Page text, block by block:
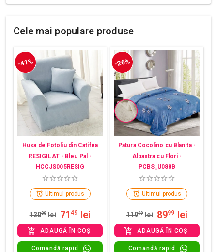
Cele mai populare produse
-41%
Husa de Fotoliu din Catifea
RESIGILAT - Bleu Pal -
HCCJS005RESIG
Ultimul produs
12000 lei 71 49 lei
ADAUGĂ ÎN COȘ
Comandă rapid
-26%
Patura Cocolino cu Blanita -
Albastra cu Flori -
PCBS_U088B
Ultimul produs
11999 lei 8999 lei
ADAUGĂ ÎN COȘ
Comandă rapid